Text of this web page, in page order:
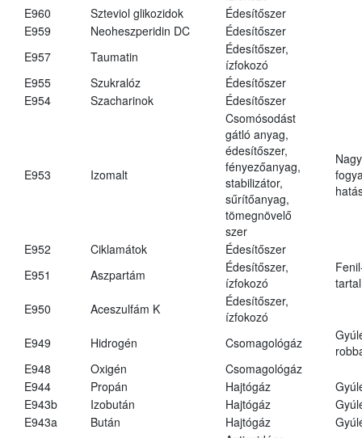
E960
Szteviol glikozidok
Édesítőszer
E959
Neoheszperidin DC
Édesítőszer
E957
Taumatin
Édesítőszer,
ízfokozó
E955
Szukralóz
Édesítőszer
E954
Szacharinok Édesítőszer
E953 Izomalt
Csomósodást
gátló anyag,
édesítőszer,
fényezőanyag,
stabilizátor,
sűrítőanyag,
tömegnövelő
szer
E952 Ciklamátok
Édesítőszer
E951
Aszpartám
Édesítőszer,
ízfokozó
E950
Aceszulfám K
Édesítőszer,
ízfokozó
E949
Hidrogén Csomagológáz
E948
Oxigén
Csomagológáz
E944
Propán Hajtógáz
E943b
Izobután Hajtógáz
E943a
Bután Hajtógáz